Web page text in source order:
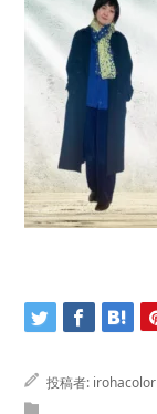
投稿者: irohacolor